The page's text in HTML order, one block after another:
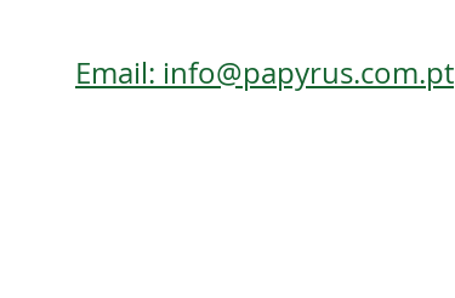
Email: info@papyrus.com.pt